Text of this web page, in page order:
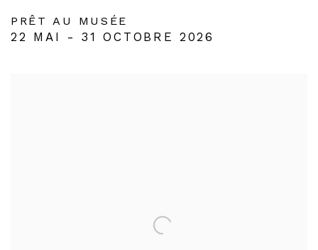
PRÊT AU MUSÉE
22 MAI - 31 OCTOBRE 2026